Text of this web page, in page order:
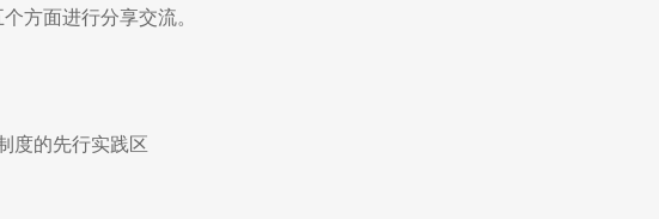
方面进行分享交流。
度的先行实践区